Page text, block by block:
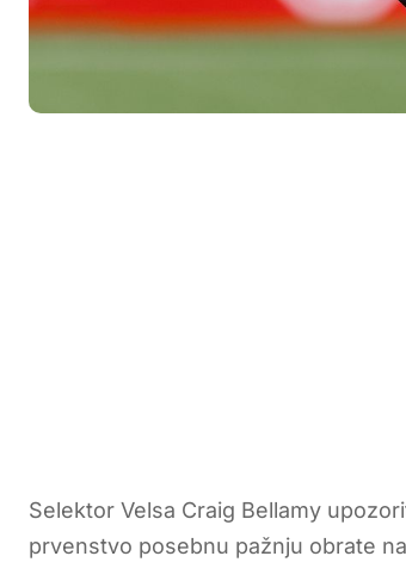
Selektor Velsa Craig Bellamy
prvenstvo posebnu pažnju obrate